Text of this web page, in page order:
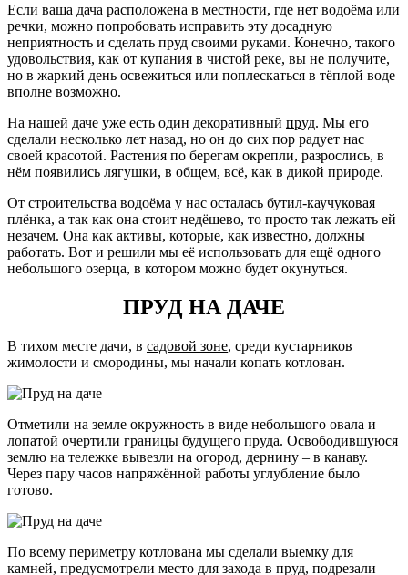
Если ваша дача расположена в местности, где нет водоёма или
речки, можно попробовать исправить эту досадную
неприятность и сделать пруд своими руками. Конечно, такого
удовольствия, как от купания в чистой реке, вы не получите,
но в жаркий день освежиться или поплескаться в тёплой воде
вполне возможно.
На нашей даче уже есть один декоративный пруд. Мы его
сделали несколько лет назад, но он до сих пор радует нас
своей красотой. Растения по берегам окрепли, разрослись, в
нём появились лягушки, в общем, всё, как в дикой природе.
От строительства водоёма у нас осталась бутил-каучуковая
плёнка, а так как она стоит недёшево, то просто так лежать ей
незачем. Она как активы, которые, как известно, должны
работать. Вот и решили мы её использовать для ещё одного
небольшого озерца, в котором можно будет окунуться.
ПРУД НА ДАЧЕ
В тихом месте дачи, в садовой зоне, среди кустарников
жимолости и смородины, мы начали копать котлован.
Отметили на земле окружность в виде небольшого овала и
лопатой очертили границы будущего пруда. Освободившуюся
землю на тележке вывезли на огород, дернину – в канаву.
Через пару часов напряжённой работы углубление было
готово.
По всему периметру котлована мы сделали выемку для
камней, предусмотрели место для захода в пруд, подрезали